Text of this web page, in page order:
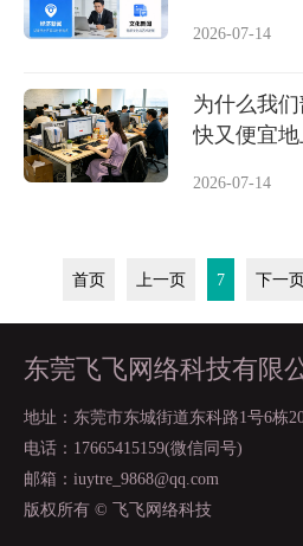
2026-07-14
为什么我
快又便宜
2026-07-14
首页 上一页 7 下一
东莞飞飞网络科技有限
地址：东莞市东城街道东科路1号6栋
电话：17665415159(微信同号)
邮箱：iuytre_9868@qq.com
版权所有 © 飞飞网络科技